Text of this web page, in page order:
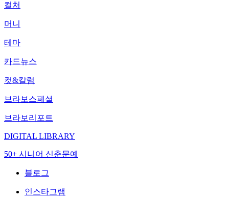
컬처
머니
테마
카드뉴스
컷&칼럼
브라보스페셜
브라보리포트
DIGITAL LIBRARY
50+ 시니어 신춘문예
블로그
인스타그램